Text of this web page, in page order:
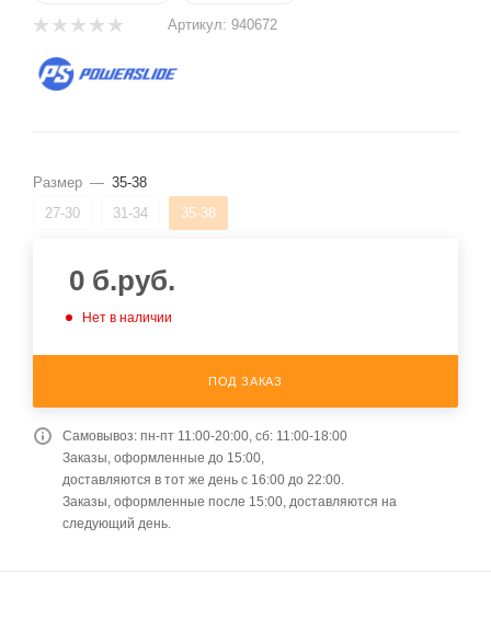
Артикул: 940672
Размер — 35-38
27-30
31-34 35-38
0 б.руб.
Нет в наличии
ПОД ЗАКАЗ
Самовывоз: пн-пт 11:00-20:00, сб: 11:00-18:00
Заказы, оформленные до 15:00,
доставляются в тот же день с 16:00 до 22:00.
Заказы, оформленные после 15:00, доставляются на
следующий день.